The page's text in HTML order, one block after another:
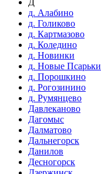
Д
д. Алабино
д. Голиково
д. Картмазово
д. Коледино
д. Новинки
д. Новые Псарьки
д. Порошкино
д. Рогозинино
д. Румянцево
Давлеканово
Дагомыс
Далматово
Дальнегорск
Данилов
Десногорск